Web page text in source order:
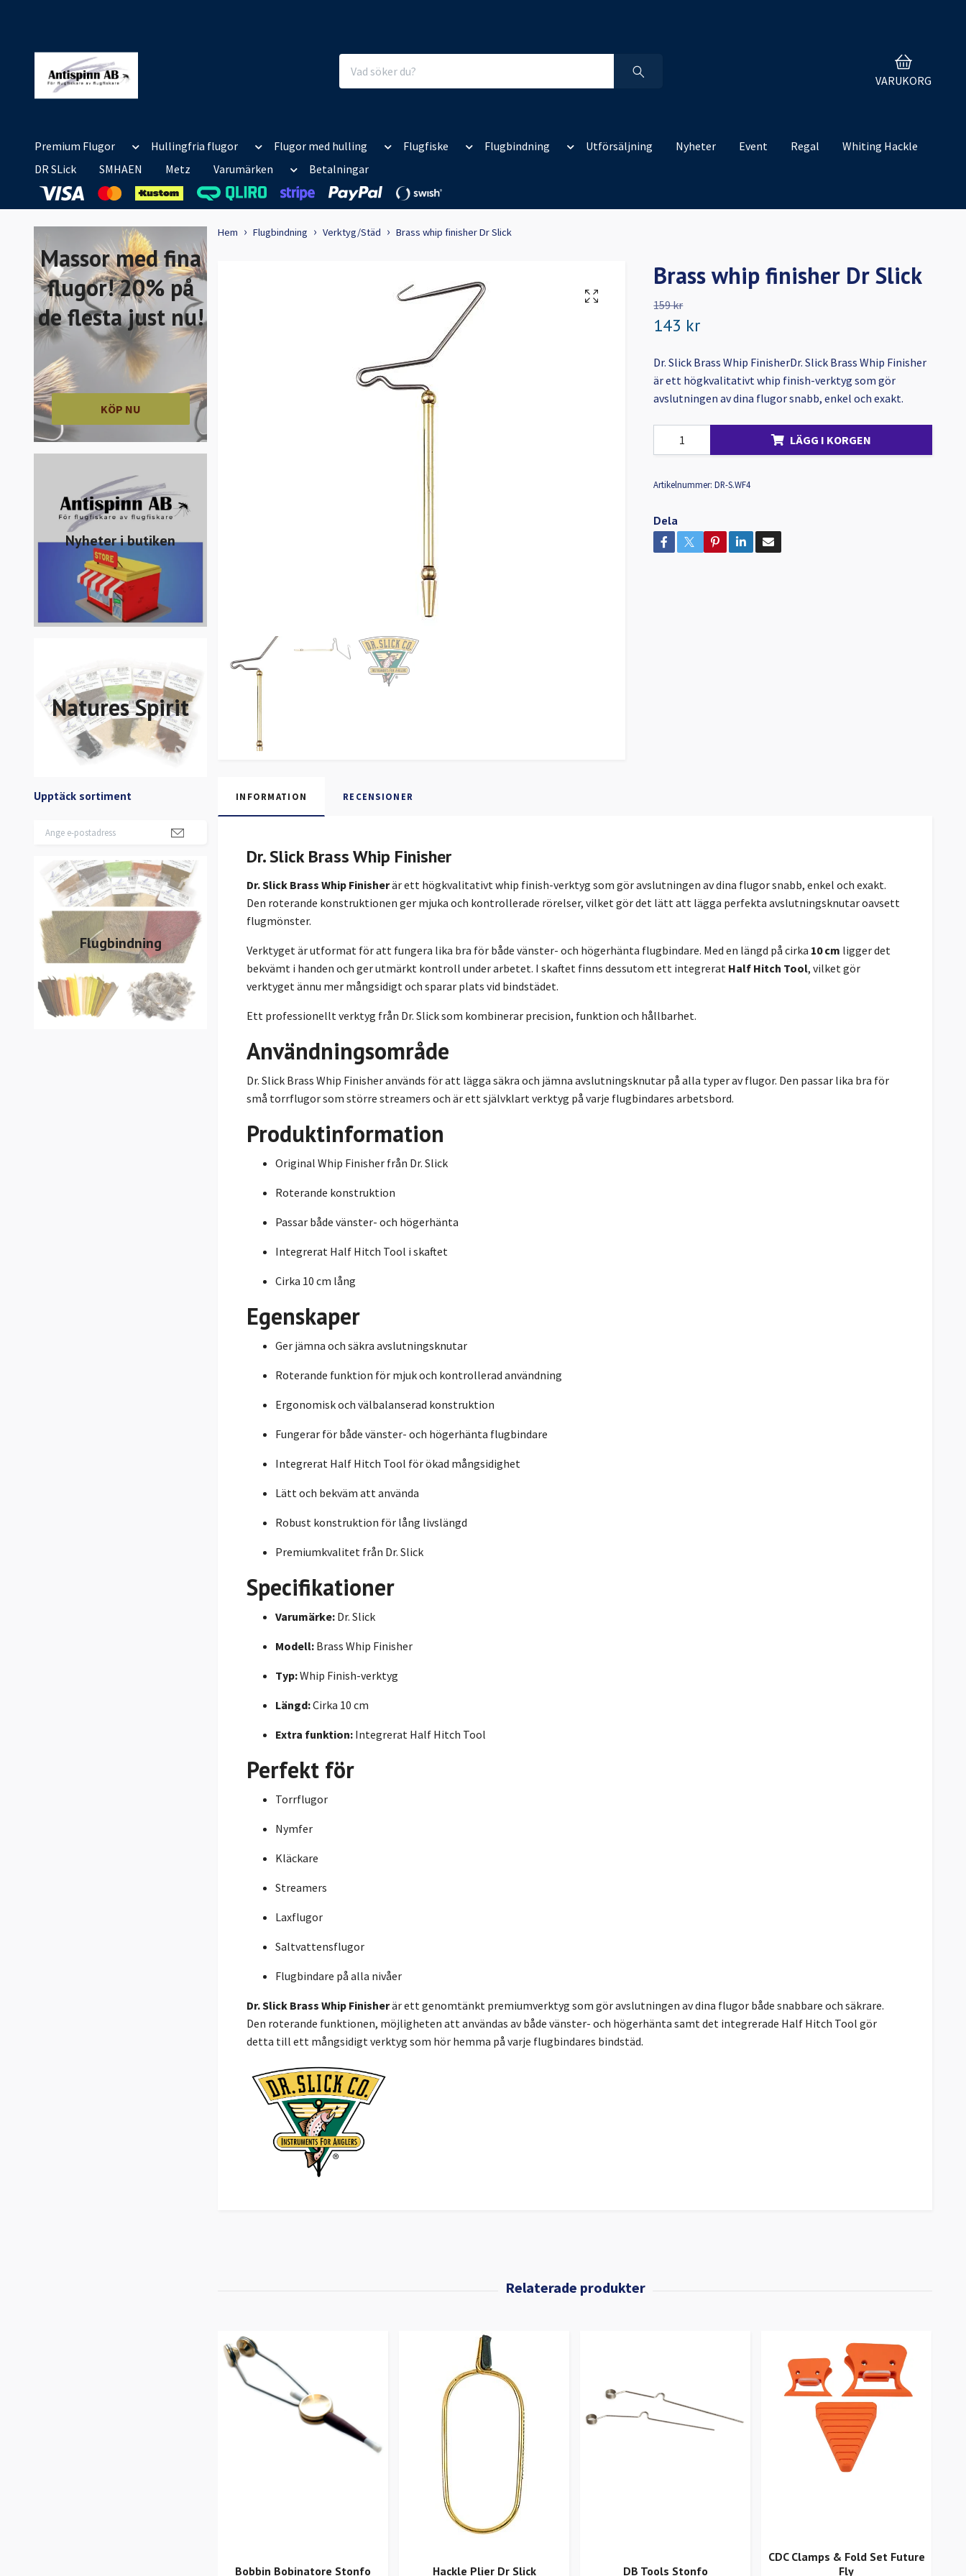
VARUKORG
Premium Flugor Hullingfria flugor Flugor med hulling Flugfiske Flugbindning Utförsäljning Nyheter Event Regal
Whiting Hackle
DR SLick
SMHAEN Metz Varumärken Betalningar
Massor med fina
flugor! 20% på
de flesta just nu!
KÖP NU
Nyheter i butiken
Natures Spirit
Upptäck sortiment
Flugbindning
Hem Flugbindning Verktyg/Städ Brass whip finisher Dr Slick
Brass whip finisher Dr Slick
159 kr
143 kr
Dr. Slick Brass Whip FinisherDr. Slick Brass Whip Finisher
är ett högkvalitativt whip finish-verktyg som gör
avslutningen av dina flugor snabb, enkel och exakt.
LÄGG I KORGEN
Artikelnummer: DR-S.WF4
Dela
INFORMATION RECENSIONER
Dr. Slick Brass Whip Finisher
Dr. Slick Brass Whip Finisherär ett högkvalitativt whip finish-verktyg som gör avslutningen av dina flugor snabb, enkel och exakt.
Den roterande konstruktionen ger mjuka och kontrollerade rörelser, vilket gör det lätt att lägga perfekta avslutningsknutar oavsett
flugmönster.
Verktyget är utformat för att fungera lika bra för både vänster- och högerhänta flugbindare. Med en längd på cirka 10 cm ligger det
bekvämt i handen och ger utmärkt kontroll under arbetet. I skaftet finns dessutom ett integrerat Half Hitch Tool, vilket gör
verktyget ännu mer mångsidigt och sparar plats vid bindstädet.
Ett professionellt verktyg från Dr. Slick som kombinerar precision, funktion och hållbarhet.
Användningsområde
Dr. Slick Brass Whip Finisher används för att lägga säkra och jämna avslutningsknutar på alla typer av flugor. Den passar lika bra för
små torrflugor som större streamers och är ett självklart verktyg på varje flugbindares arbetsbord.
Produktinformation
Original Whip Finisher från Dr. Slick
Roterande konstruktion
Passar både vänster- och högerhänta
Integrerat Half Hitch Tool i skaftet
Cirka 10 cm lång
Egenskaper
Ger jämna och säkra avslutningsknutar
Roterande funktion för mjuk och kontrollerad användning
Ergonomisk och välbalanserad konstruktion
Fungerar för både vänster- och högerhänta flugbindare
Integrerat Half Hitch Tool för ökad mångsidighet
Lätt och bekväm att använda
Robust konstruktion för lång livslängd
Premiumkvalitet från Dr. Slick
Specifikationer
Varumärke: Dr. Slick
Modell: Brass Whip Finisher
Typ:Whip Finish-verktyg
Längd:Cirka 10 cm
Extra funktion: Integrerat Half Hitch Tool
Perfekt för
Torrflugor
Nymfer
Kläckare
Streamers
Laxflugor
Saltvattensflugor
Flugbindare på alla nivåer
Dr. Slick Brass Whip Finisherär ett genomtänkt premiumverktyg som gör avslutningen av dina flugor både snabbare och säkrare.
Den roterande funktionen, möjligheten att användas av både vänster- och högerhänta samt det integrerade Half Hitch Tool gör
detta till ett mångsidigt verktyg som hör hemma på varje flugbindares bindstäd.
Bobbin Bobinatore Stonfo Hackle Plier Dr Slick DB Tools Stonfo
CDC Clamps & Fold Set Future
Fly